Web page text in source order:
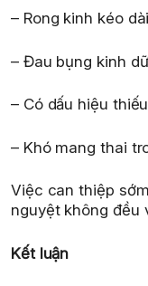
– Rong kinh kéo
– Đau bụng kinh
– Có dấu hiệu
– Khó mang thai
Việc can thiệp
nguyệt không đều
Kết luận